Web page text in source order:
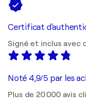
Certificat
Signé et inclus avec
Noté 4,9/5 par les
Plus de 20 000 avis